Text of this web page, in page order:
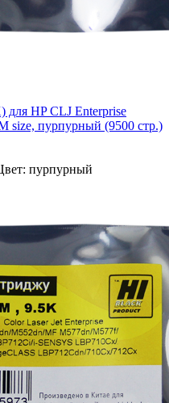
HP CLJ Enterprise
size, пурпурный (9500 стр.)
пурпурный